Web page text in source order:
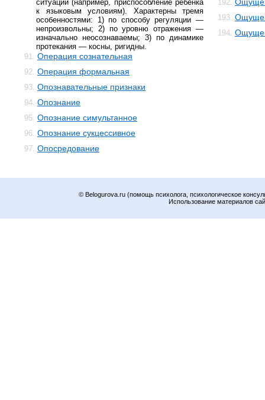
ситуации (например, приспособление ребенка
к языковым условиям). Характерны тремя
особенностями: 1) по способу регуляции —
непроизвольны; 2) по уровню отражения —
изначально неосознаваемы; 3) по динамике
протекания — косны, ригидны.
91. Операция сознательная
92. Операция формальная
93. Опознавательные признаки
94. Опознание
95. Опознание симультанное
96. Опознание сукцессивное
97. Опосредование
192.
193.
194.
© Belogurova.ru (помощь психолога, психологическое
Использование материалов